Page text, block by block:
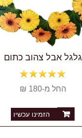
גלגל אבל צהוב כתום
החל מ-180 ₪
הזמינו עכשיו